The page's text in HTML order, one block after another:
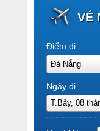
VÉ
Điểm đi
Ngày đi